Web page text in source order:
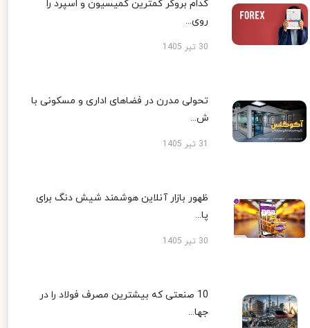
کدام بروکر کمترین کمیسیون و اسپرد را
روی...
30 تیر 1405
تحولی مدرن در فضاهای اداری و مسکونی با
ش...
31 تیر 1405
ظهور بازار آنلاین هوشمند شیش دنگ برای
پا...
10 صنعتی که بیشترین مصرف فولاد را در